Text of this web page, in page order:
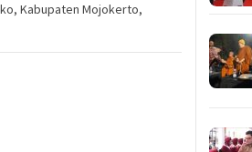
Kabupaten Mojokerto,